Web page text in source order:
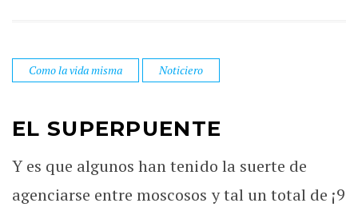
Como la vida misma Noticiero
EL SUPERPUENTE
Y es que algunos han tenido la suerte de
agenciarse entre moscosos y tal un total de ¡9